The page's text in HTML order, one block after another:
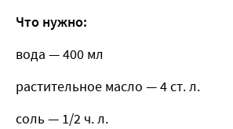
Что нужно:
вода — 400 мл
растительное масло — 4 ст. л.
соль — 1/2 ч. л.